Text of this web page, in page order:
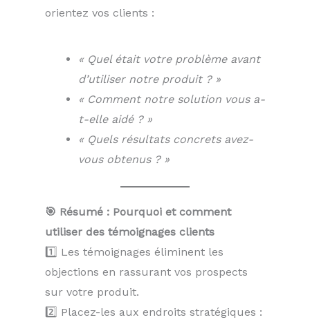
orientez vos clients :
« Quel était votre problème avant
d’utiliser notre produit ? »
« Comment notre solution vous a-
t-elle aidé ? »
« Quels résultats concrets avez-
vous obtenus ? »
🎯 Résumé : Pourquoi et comment
utiliser des témoignages clients
1️⃣ Les témoignages éliminent les
objections en rassurant vos prospects
sur votre produit.
2️⃣ Placez-les aux endroits stratégiques :